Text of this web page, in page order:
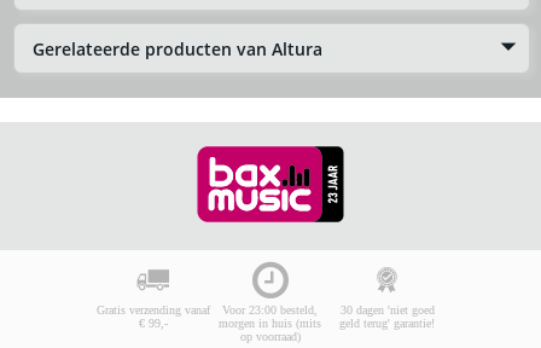
Gerelateerde producten van Altura
Gratis verzending vanaf
€ 99,-
Voor 23:00 besteld,
morgen in huis (mits
op voorraad)
30 dagen 'niet goed
geld terug' garantie!